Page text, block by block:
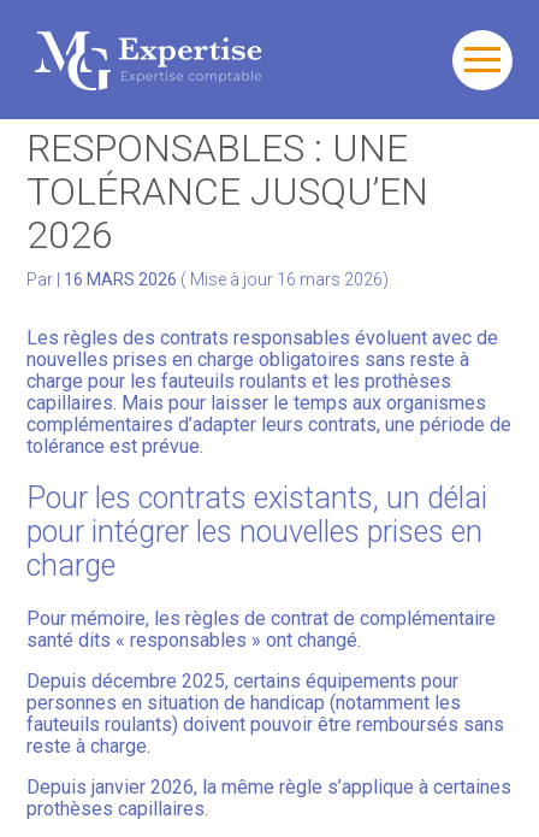
Aller
Gérer votre quotidien
Gérer votre patrimoine
Facturation Électronique
CONTRATS SANTÉ
RESPONSABLES : UNE
TOLÉRANCE JUSQU’EN
2026
Par 16 MARS 2026 ( Mise à jour 16 mars 2026)
Les règles des contrats responsables évoluent avec de
nouvelles prises en charge obligatoires sans reste à
charge pour les fauteuils roulants et les prothèses
capillaires. Mais pour laisser le temps aux organismes
complémentaires d’adapter leurs contrats, une période de
tolérance est prévue.
Pour les contrats existants, un délai
pour intégrer les nouvelles prises en
charge
Pour mémoire, les règles de contrat de complémentaire
santé dits « responsables » ont changé.
Depuis décembre 2025, certains équipements pour
personnes en situation de handicap (notamment les
fauteuils roulants) doivent pouvoir être remboursés sans
reste à charge.
Depuis janvier 2026, la même règle s’applique à certaines
prothèses capillaires.